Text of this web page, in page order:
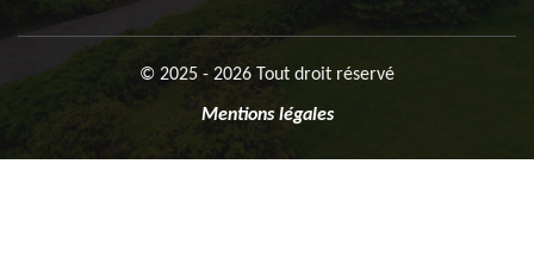
© 2025 - 2026 Tout droit réservé
Mentions légales